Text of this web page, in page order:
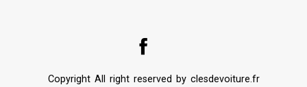
Copyright All right reserved by clesdevoiture.fr